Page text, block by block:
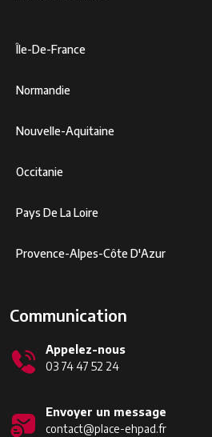
Île-De-France
Normandie
Nouvelle-Aquitaine
Occitanie
Pays De La Loire
Provence-Alpes-Côte D'Azur
Communication
Appelez-nous
03 74 47 52 24
Envoyer un message
contact@place-ehpad.fr